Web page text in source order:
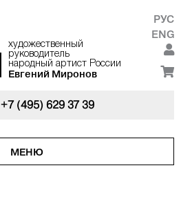
художественный
руководитель
народный артист России
Евгений Миронов
РУС
ENG
+7 (495) 629 37 39
МЕНЮ